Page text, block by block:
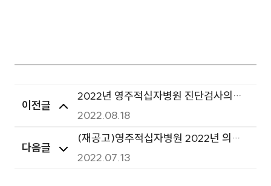
이전글
2022년 영주적십자병원 진단검사의학
과 병리검사 용역 입찰
2022.08.18
다음글
(재공고)영주적십자병원 2022년 의료
소모품 구매(1그룹) 입찰
2022.07.13